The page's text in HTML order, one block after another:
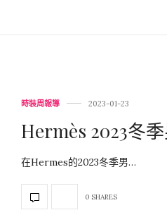
時裝周報導 2023-01-23
Hermès 2023冬
在Hermes的2023冬季男…
0 SHARES